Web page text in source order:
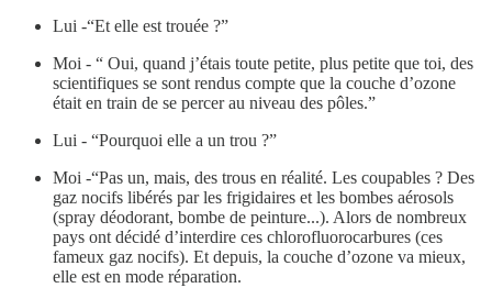
Lui -“Et elle est trouée ?”
Moi - “ Oui, quand j’étais toute petite, plus petite que toi, des
scientifiques se sont rendus compte que la couche d’ozone
était en train de se percer au niveau des pôles.”
Lui - “Pourquoi elle a un trou ?”
Moi -“Pas un, mais, des trous en réalité. Les coupables ? Des
gaz nocifs libérés par les frigidaires et les bombes aérosols
(spray déodorant, bombe de peinture...). Alors de nombreux
pays ont décidé d’interdire ces chlorofluorocarbures (ces
fameux gaz nocifs). Et depuis, la couche d’ozone va mieux,
elle est en mode réparation.